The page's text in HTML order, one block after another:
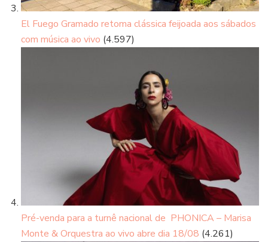
El Fuego Gramado retoma clássica feijoada aos sábados
com música ao vivo (4.597)
Pré-venda para a turnê nacional de PHONICA – Marisa
Monte & Orquestra ao vivo abre dia 18/08 (4.261)